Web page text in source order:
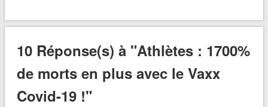
10 Réponse(s) à "Athlètes : 1700%
de morts en plus avec le Vaxx
Covid-19 !"